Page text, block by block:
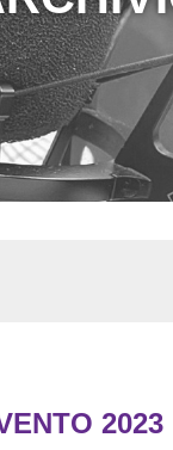
2023